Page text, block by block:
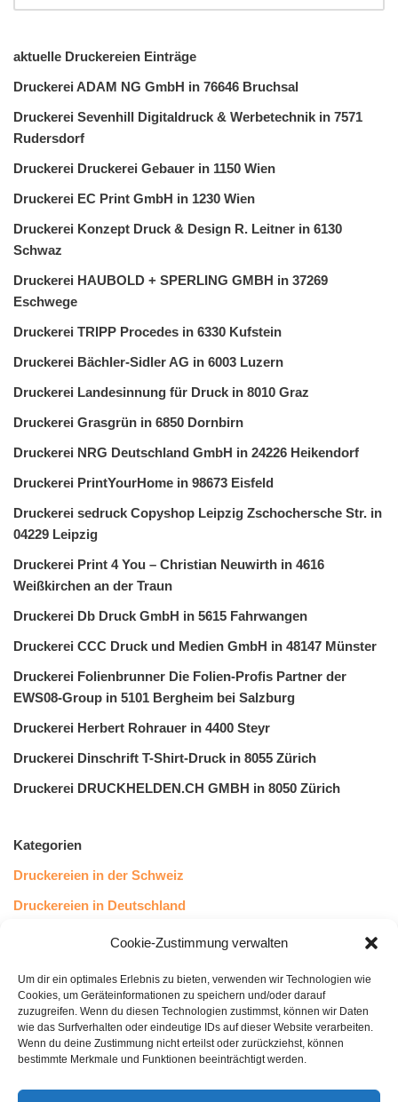
Cookie-Zustimmung verwalten
Um dir ein optimales Erlebnis zu bieten, verwenden wir Technologien wie
Cookies, um Geräteinformationen zu speichern und/oder darauf
zuzugreifen. Wenn du diesen Technologien zustimmst, können wir Daten
wie das Surfverhalten oder eindeutige IDs auf dieser Website verarbeiten.
Wenn du deine Zustimmung nicht erteilst oder zurückziehst, können
bestimmte Merkmale und Funktionen beeinträchtigt werden.
aktuelle Druckereien Einträge
Druckerei ADAM NG GmbH in 76646 Bruchsal
Druckerei Sevenhill Digitaldruck & Werbetechnik in 7571
Rudersdorf
Druckerei Druckerei Gebauer in 1150 Wien
Druckerei EC Print GmbH in 1230 Wien
Druckerei Konzept Druck & Design R. Leitner in 6130
Schwaz
Druckerei HAUBOLD + SPERLING GMBH in 37269
Eschwege
Druckerei TRIPP Procedes in 6330 Kufstein
Druckerei Bächler-Sidler AG in 6003 Luzern
Druckerei Landesinnung für Druck in 8010 Graz
Druckerei Grasgrün in 6850 Dornbirn
Druckerei NRG Deutschland GmbH in 24226 Heikendorf
Druckerei PrintYourHome in 98673 Eisfeld
Druckerei sedruck Copyshop Leipzig Zschochersche Str. in
04229 Leipzig
Druckerei Print 4 You – Christian Neuwirth in 4616
Weißkirchen an der Traun
Druckerei Db Druck GmbH in 5615 Fahrwangen
Druckerei CCC Druck und Medien GmbH in 48147 Münster
Druckerei Folienbrunner Die Folien-Profis Partner der
EWS08-Group in 5101 Bergheim bei Salzburg
Druckerei Herbert Rohrauer in 4400 Steyr
Druckerei Dinschrift T-Shirt-Druck in 8055 Zürich
Druckerei DRUCKHELDEN.CH GMBH in 8050 Zürich
Kategorien
Druckereien in der Schweiz
Druckereien in Deutschland
Druckereien in Österreich
Kundenstimmen